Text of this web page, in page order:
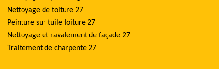
Nettoyage de toiture 27
Peinture sur tuile toiture 27
Nettoyage et ravalement de façade 27
Traitement de charpente 27